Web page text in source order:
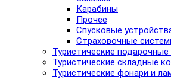
Карабины
Прочее
Спусковые
Страховочные
Туристические
Туристические складные
Туристические фонари и